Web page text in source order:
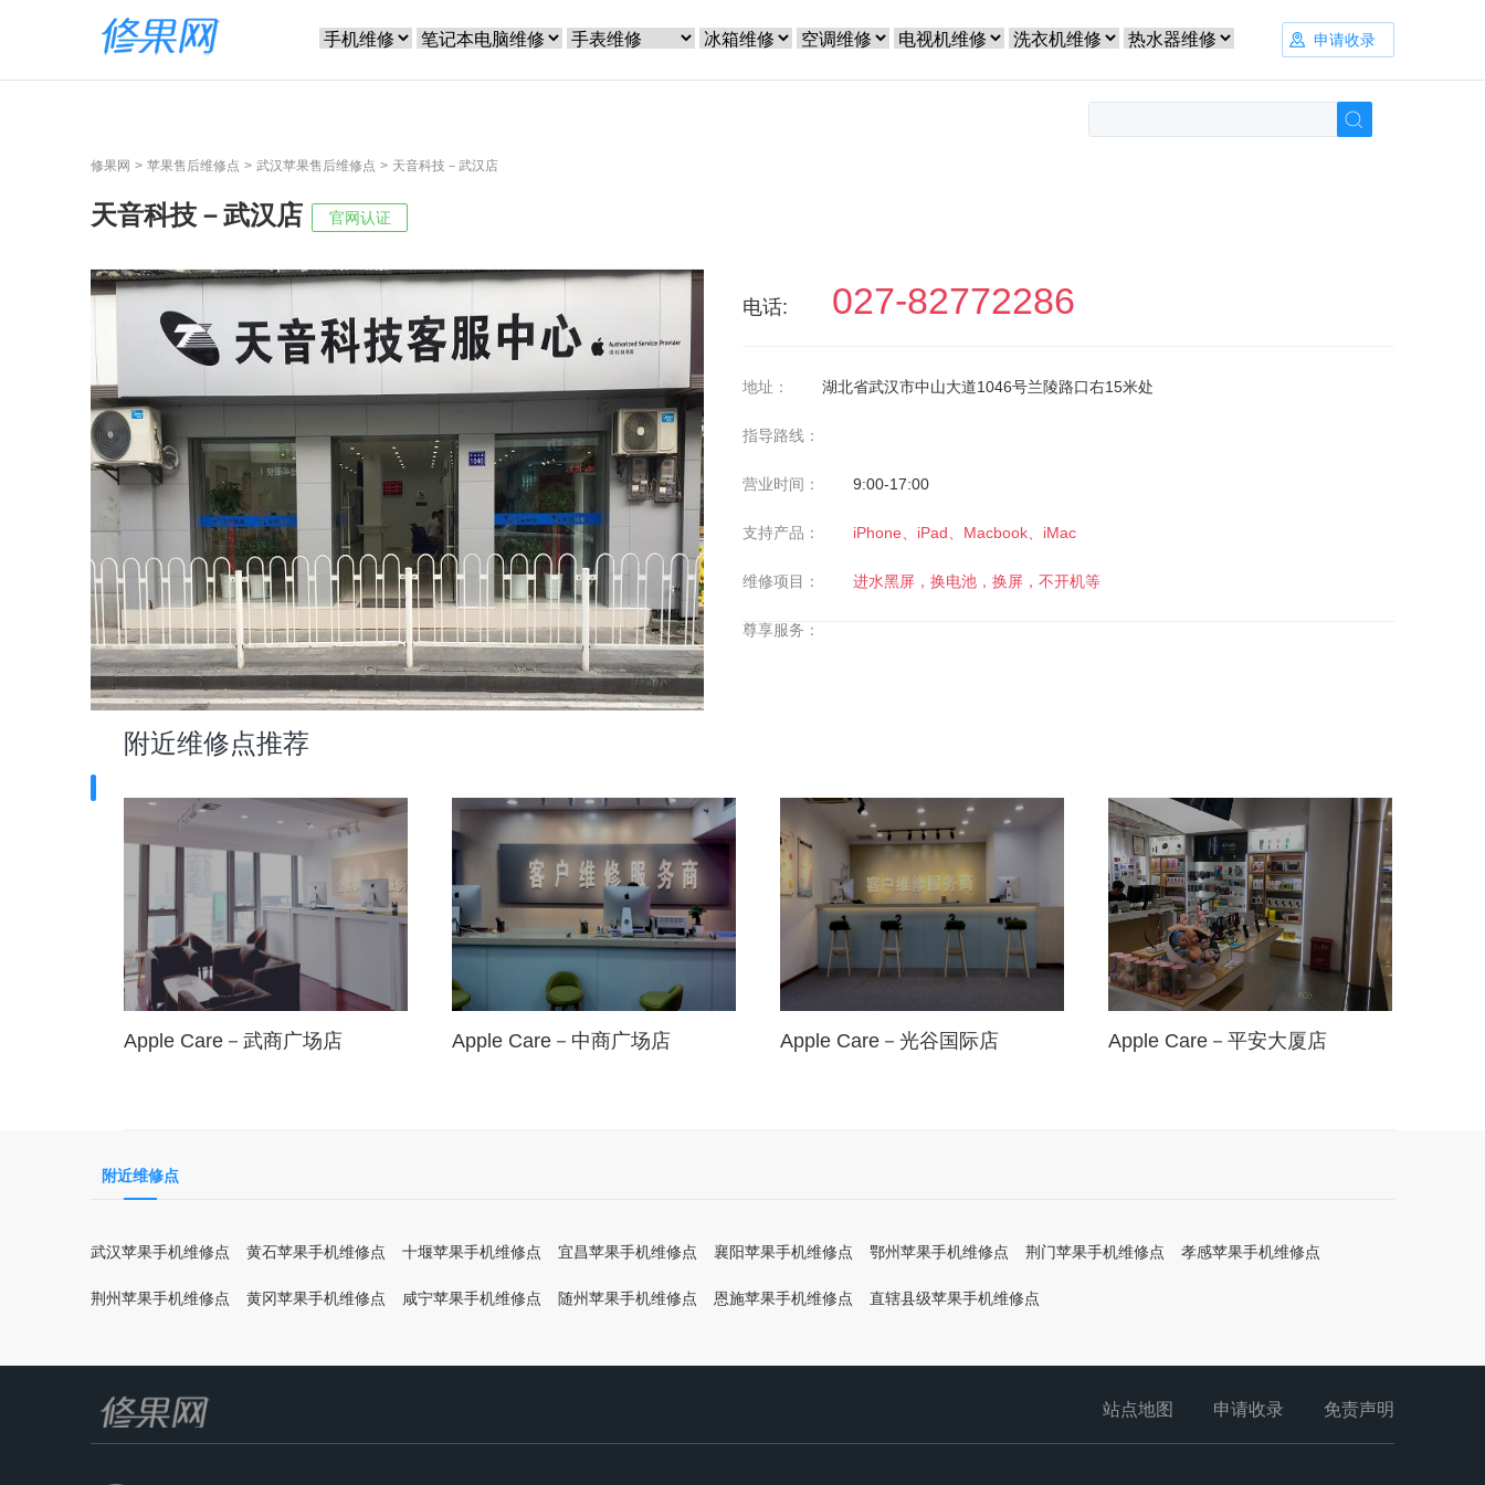
申请收录
修果网 苹果售后维修点 武汉苹果售后维修点 天音科技－武汉店
天音科技－武汉店 官网认证
电话: 027-82772286
地址： 湖北省武汉市中山大道1046号兰陵路口右15米处
指导路线：
营业时间： 9:00-17:00
支持产品： iPhone、iPad、Macbook、iMac
维修项目： 进水黑屏，换电池，换屏，不开机等
尊享服务：
附近维修点推荐
Apple Care－武商广场店 Apple Care－中商广场店 Apple Care－光谷国际店 Apple Care－平安大厦店
附近维修点
武汉苹果手机维修点 黄石苹果手机维修点 十堰苹果手机维修点 宜昌苹果手机维修点 襄阳苹果手机维修点 鄂州苹果手机维修点 荆门苹果手机维修点 孝感苹果手机维修点
荆州苹果手机维修点 黄冈苹果手机维修点 咸宁苹果手机维修点 随州苹果手机维修点 恩施苹果手机维修点 直辖县级苹果手机维修点
站点地图 申请收录 免责声明